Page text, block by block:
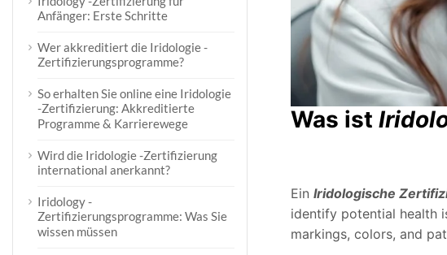
Was ist
Ein Iridologische
identify potential health
markings, colors, and
Anfänger: Erste Schritte
Wer akkreditiert die Iridologie -
Zertifizierungsprogramme?
So erhalten Sie online eine Iridologie
-Zertifizierung: Akkreditierte
Programme & Karrierewege
Wird die Iridologie -Zertifizierung
international anerkannt?
Iridology -
Zertifizierungsprogramme: Was Sie
wissen müssen